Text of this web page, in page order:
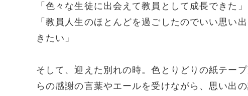
「色々な生徒に出会えて教員として成長できた」
「教員人生のほとんどを過ごしたのでいい思い
きたい」
そして、迎えた別れの時。色とりどりの紙テー
らの感謝の言葉やエールを受けながら、思い出